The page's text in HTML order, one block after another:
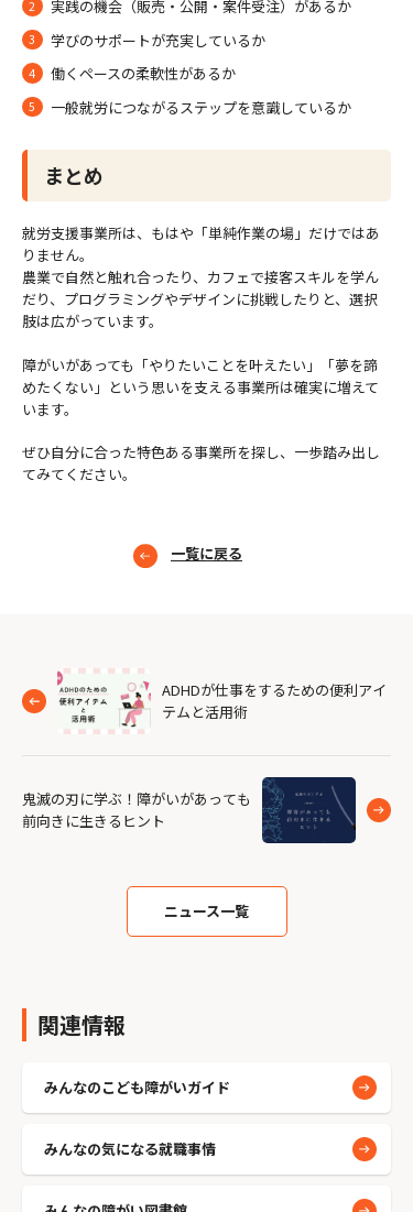
実践の機会（販売・公開・案件受注）があるか
学びのサポートが充実しているか
働くペースの柔軟性があるか
一般就労につながるステップを意識しているか
まとめ
就労支援事業所は、もはや「単純作業の場」だけではあ
りません。
農業で自然と触れ合ったり、カフェで接客スキルを学ん
だり、プログラミングやデザインに挑戦したりと、選択
肢は広がっています。
障がいがあっても「やりたいことを叶えたい」「夢を諦
めたくない」という思いを支える事業所は確実に増えて
います。
ぜひ自分に合った特色ある事業所を探し、一歩踏み出し
てみてください。
一覧に戻る
ADHDが仕事をするための便利アイ
テムと活用術
ニュース一覧
鬼滅の刃に学ぶ！障がいがあっても
前向きに生きるヒント
関連情報
みんなのこども障がいガイド
みんなの気になる就職事情